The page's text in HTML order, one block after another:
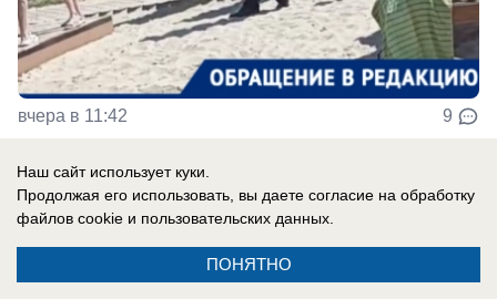
вчера в 11:42 9
Общество
Дожди и 35-градусная жара накроют
Ставропольский край в начале новой
рабочей недели
Наш сайт использует куки.
Продолжая его использовать, вы даете согласие на обработку
файлов cookie и пользовательских данных.
ПОНЯТНО